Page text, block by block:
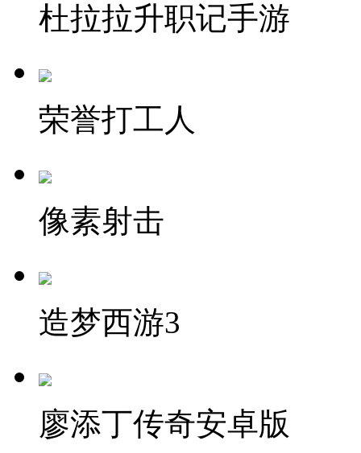
杜拉拉升职记手游
荣誉打工人
像素射击
造梦西游3
廖添丁传奇安卓版